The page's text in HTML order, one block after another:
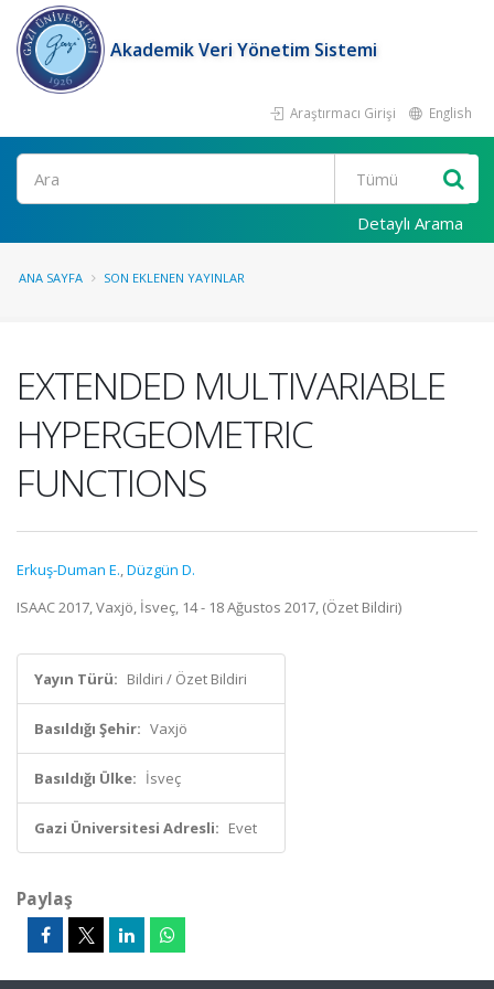
Akademik Veri Yönetim Sistemi
Araştırmacı Girişi English
Ara
Detaylı Arama
ANA SAYFA SON EKLENEN YAYINLAR
EXTENDED MULTIVARIABLE
HYPERGEOMETRIC
FUNCTIONS
Erkuş-Duman E.,Düzgün D.
ISAAC 2017, Vaxjö, İsveç, 14 - 18 Ağustos 2017, (Özet Bildiri)
Yayın Türü: Bildiri / Özet Bildiri
Basıldığı Şehir: Vaxjö
Basıldığı Ülke: İsveç
Gazi Üniversitesi Adresli: Evet
Paylaş